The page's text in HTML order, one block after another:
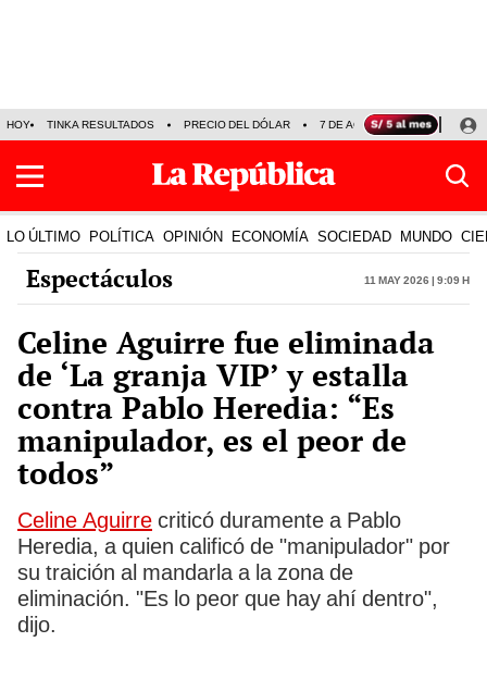
HOY TINKA RESULTADOS PRECIO DEL DÓLAR 7 DE AGOSTO OLLANTA
LO ÚLTIMO POLÍTICA OPINIÓN ECONOMÍA SOCIEDAD MUNDO
Espectáculos 11 May 2026 | 9:09 h
Celine Aguirre fue eliminada
de ‘La granja VIP’ y estalla
contra Pablo Heredia: “Es
manipulador, es el peor de
todos”
Celine Aguirre criticó duramente a Pablo
Heredia, a quien calificó de "manipulador" por
su traición al mandarla a la zona de
eliminación. "Es lo peor que hay ahí dentro",
dijo.